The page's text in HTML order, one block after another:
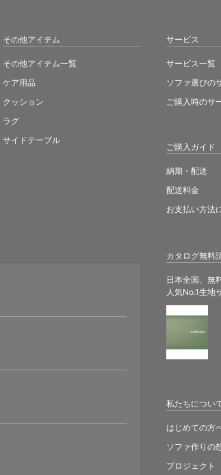
カタログ無料
日本全国、無
人気No.1生地
その他アイテム
その他アイテム一覧
ケア用品
クッション
ラグ
サイドテーブル
サービス
サービス一覧
ソファ選びの
ご購入時のサ
ご購入ガイド
納期・配送
配送料金
お支払い方法
私たちについ
はじめての方
ソファ作りの
プロジェクト